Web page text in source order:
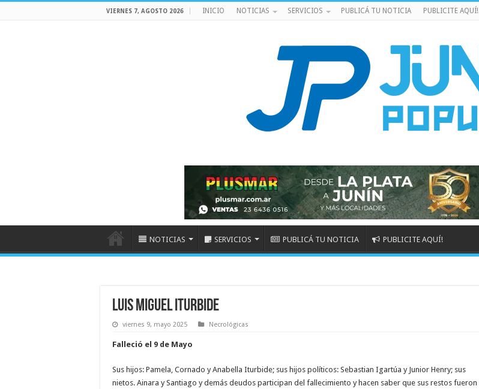
VIERNES 7, AGOSTO 2026 INICIO NOTICIAS SERVICIOS PUBLICÁ TU NOTICIA PUBLICITE AQUÍ!
NOTICIAS SERVICIOS PUBLICÁ TU NOTICIA PUBLICITE AQUÍ!
Luis Miguel Iturbide
viernes 9, mayo 2025 Necrológicas
Falleció el 9 de Mayo
Sus hijos: Pamela, Cornado y Anabella Iturbide; sus hijos políticos: Sebastian Igartúa y Junior Henry; sus
nietos. Ainara y Santiago y demás deudos participan del fallecimiento y hacen saber que sus restos fueron